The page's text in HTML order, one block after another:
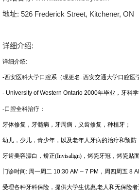
地址: 526 Frederick Street, Kitchener, ON
详细介绍:
详细介绍:
-西安医科大学口腔系（现更名 : 西安交通大学口腔医
- University of Western Ontario 2000年毕业 ，牙科
-口腔全科治疗：
牙体修复，牙髓病，牙周病，义齿修复，种植牙；
幼儿，少儿，青少年，以及老年人牙病的治疗和预防
牙齿美容漂白，矫正(Invisalign) ，烤瓷牙冠，烤瓷贴
门诊时间: 周一周二 10:30 AM – 7 PM ，周四周五 8
受理各种牙科保险，提供大学生优惠,老人和无保险者